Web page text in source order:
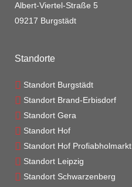
Albert-Viertel-Straße 5
09217 Burgstädt
Standorte
Standort Burgstädt
Standort Brand-Erbisdorf
Standort Gera
Standort Hof
Standort Hof Profiabholmarkt
Standort Leipzig
Standort Schwarzenberg